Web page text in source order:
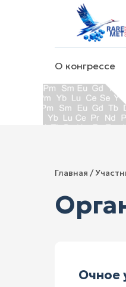
О конгрессе
Главная /
Очное